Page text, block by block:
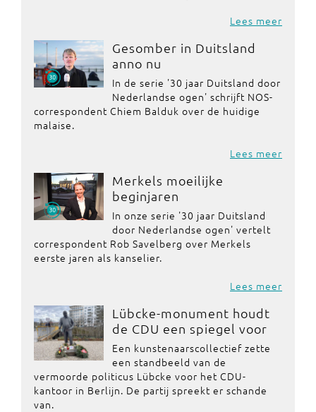
Lees meer
Gesomber in Duitsland
anno nu
In de serie '30 jaar Duitsland door
Nederlandse ogen' schrijft NOS-
correspondent Chiem Balduk over de huidige
malaise.
Lees meer
Merkels moeilijke
beginjaren
In onze serie '30 jaar Duitsland
door Nederlandse ogen' vertelt
correspondent Rob Savelberg over Merkels
eerste jaren als kanselier.
Lees meer
Lübcke-monument houdt
de CDU een spiegel voor
Een kunstenaarscollectief zette
een standbeeld van de
vermoorde politicus Lübcke voor het CDU-
kantoor in Berlijn. De partij spreekt er schande
van.